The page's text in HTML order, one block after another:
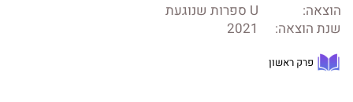
הוצאה:
U ספרות שנוגעת
שנת הוצאה:
2021
פרק ראשון